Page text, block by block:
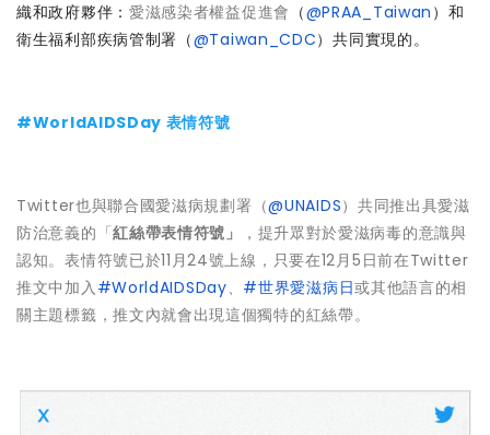
織和政府夥伴： 愛滋感染者權益促進會 （@PRAA_Taiwan ）和
衛生福利部疾病管制署（@Taiwan_CDC）共同實現的。
#WorldAIDSDay 表情符號
Twitter也與聯合國愛滋病規劃署（@UNAIDS）共同推出具愛滋
防治意義的「紅絲帶表情符號」
，提升眾對於愛滋病毒的意識與
認知。表情符號已於11月24號上線，只要在12月5日前在Twitter
推文中加入#WorldAIDSDay、 #世界愛滋病日或其他語言的相
關主題標籤，推文內就會出現這個獨特的紅絲帶。